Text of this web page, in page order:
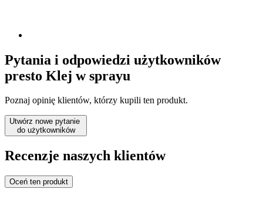
Pytania i odpowiedzi użytkowników
presto Klej w sprayu
Poznaj opinię klientów, którzy kupili ten produkt.
Utwórz nowe pytanie
do użytkowników
Recenzje naszych klientów
Oceń ten produkt